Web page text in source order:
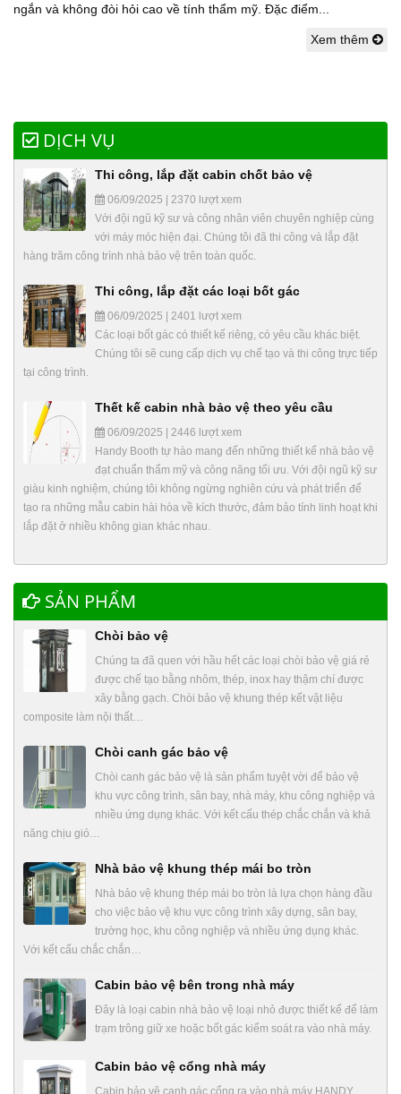
ngắn và không đòi hỏi cao về tính thẩm mỹ. Đặc điểm...
Xem thêm
DỊCH VỤ
Thi công, lắp đặt cabin chốt bảo vệ
06/09/2025 | 2370 lượt xem
Với đội ngũ kỹ sư và công nhân viên chuyên nghiệp cùng
với máy móc hiện đại. Chúng tôi đã thi công và lắp đặt
hàng trăm công trình nhà bảo vệ trên toàn quốc.
Thi công, lắp đặt các loại bốt gác
06/09/2025 | 2401 lượt xem
Các loại bốt gác có thiết kế riêng, có yêu cầu khác biệt.
Chúng tôi sẽ cung cấp dịch vụ chế tạo và thi công trực tiếp
tại công trình.
Thết kế cabin nhà bảo vệ theo yêu cầu
06/09/2025 | 2446 lượt xem
Handy Booth tự hào mang đến những thiết kế nhà bảo vệ
đạt chuẩn thẩm mỹ và công năng tối ưu. Với đội ngũ kỹ sư
giàu kinh nghiệm, chúng tôi không ngừng nghiên cứu và phát triển để
tạo ra những mẫu cabin hài hòa về kích thước, đảm bảo tính linh hoạt khi
lắp đặt ở nhiều không gian khác nhau.
SẢN PHẨM
Chòi bảo vệ
Chúng ta đã quen với hầu hết các loại chòi bảo vệ giá rẻ
được chế tạo bằng nhôm, thép, inox hay thậm chí được
xây bằng gạch. Chòi bảo vệ khung thép kết vật liệu
composite làm nội thất…
Chòi canh gác bảo vệ
Chòi canh gác bảo vệ là sản phẩm tuyệt vời để bảo vệ
khu vực công trình, sân bay, nhà máy, khu công nghiệp và
nhiều ứng dụng khác. Với kết cấu thép chắc chắn và khả
năng chịu gió…
Nhà bảo vệ khung thép mái bo tròn
Nhà bảo vệ khung thép mái bo tròn là lựa chọn hàng đầu
cho việc bảo vệ khu vực công trình xây dựng, sân bay,
trường học, khu công nghiệp và nhiều ứng dụng khác.
Với kết cấu chắc chắn…
Cabin bảo vệ bên trong nhà máy
Đây là loại cabin nhà bảo vệ loại nhỏ được thiết kế để làm
trạm trông giữ xe hoặc bốt gác kiểm soát ra vào nhà máy.
Cabin bảo vệ cổng nhà máy
Cabin bảo vệ canh gác cổng ra vào nhà máy HANDY